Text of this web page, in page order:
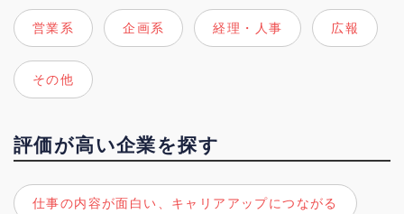
営業系 企画系 経理・人事 広報
その他
評価が高い企業を探す
仕事の内容が面白い、キャリアアップにつながる